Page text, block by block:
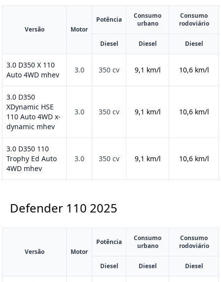
Versão Motor
Potência
Consumo
urbano
Consumo
rodoviário
Diesel Diesel Diesel
3.0 D350 X 110
Auto 4WD mhev
3.0 350 cv 9,1 km/l 10,6 km/l
3.0 D350
XDynamic HSE
110 Auto 4WD x-
dynamic mhev
3.0 350 cv 9,1 km/l 10,6 km/l
3.0 D350 110
Trophy Ed Auto
4WD mhev
3.0 350 cv 9,1 km/l 10,6 km/l
Defender 110 2025
Versão Motor
Potência
Consumo
urbano
Consumo
rodoviário
Diesel Diesel Diesel